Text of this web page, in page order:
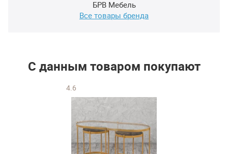
БРВ Мебель
Все товары бренда
С данным товаром покупают
4.6